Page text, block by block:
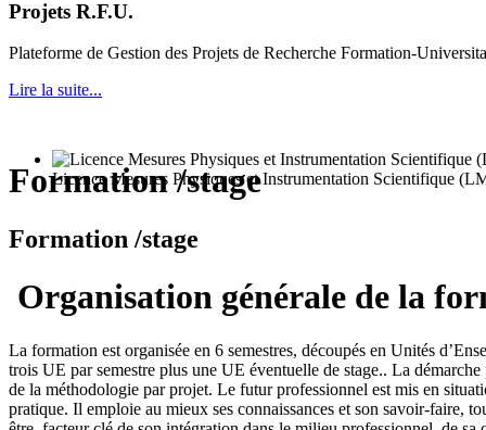
Licence Mesures Physiques et Instrumentation Scientifique
Projets R.F.U.
Plateforme de Gestion des Projets de Recherche Formation-
Lire la suite...
Formation /stage
Formation /stage
Organisation générale de la
La formation est organisée en 6 semestres, découpés en Unités
trois UE par semestre plus une UE éventuelle de stage.. La
de la méthodologie par projet. Le futur professionnel est mis en
pratique. Il emploie au mieux ses connaissances et son savoir-faire,